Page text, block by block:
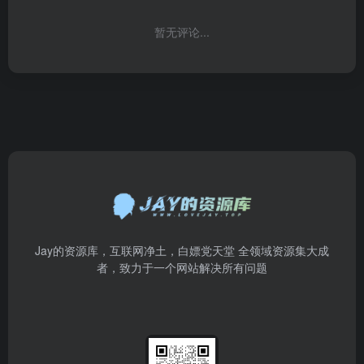
暂无评论...
Jay的资源库，互联网净土，白嫖党天堂 全领域资源集大成
者，致力于一个网站解决所有问题